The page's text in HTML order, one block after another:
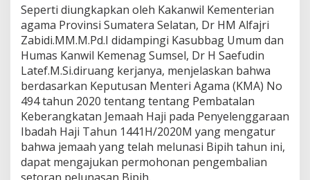
p
u
t
u
s
k
a
B
a
t
a
l
,
Seperti diungkapkan oleh Kakanwil Kementerian
agama Provinsi Sumatera Selatan, Dr HM Alfajri
Zabidi.MM.M.Pd.I didampingi Kasubbag Umum dan
Humas Kanwil Kemenag Sumsel, Dr H Saefudin
Latef.M.Si.diruang kerjanya, menjelaskan bahwa
berdasarkan Keputusan Menteri Agama (KMA) No
494 tahun 2020 tentang tentang Pembatalan
Keberangkatan Jemaah Haji pada Penyelenggaraan
Ibadah Haji Tahun 1441H/2020M yang mengatur
bahwa jemaah yang telah melunasi Bipih tahun ini,
dapat mengajukan permohonan pengembalian